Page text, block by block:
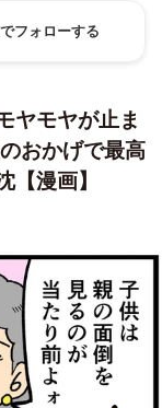
フォローする
ヤモヤが止ま
おかげで最高
漫画】